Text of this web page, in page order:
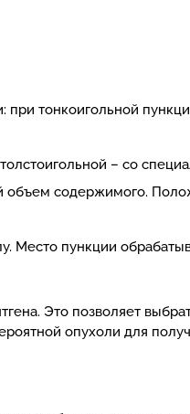
тонкоигольной
– со
объем содержимого.
Место пункции
Это позволяет
опухоли для